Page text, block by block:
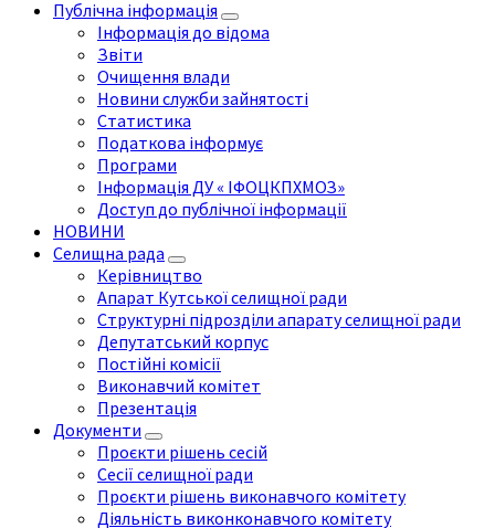
Публічна інформація
Інформація до відома
Звіти
Очищення влади
Новини служби зайнятості
Статистика
Податкова інформує
Програми
Інформація ДУ « ІФОЦКПХМОЗ»
Доступ до публічної інформації
НОВИНИ
Селищна рада
Керівництво
Апарат Кутської селищної ради
Структурні підрозділи апарату селищної ради
Депутатський корпус
Постійні комісії
Виконавчий комітет
Презентація
Документи
Проєкти рішень сесій
Сесії селищної ради
Проєкти рішень виконавчого комітету
Діяльність виконконавчого комітету